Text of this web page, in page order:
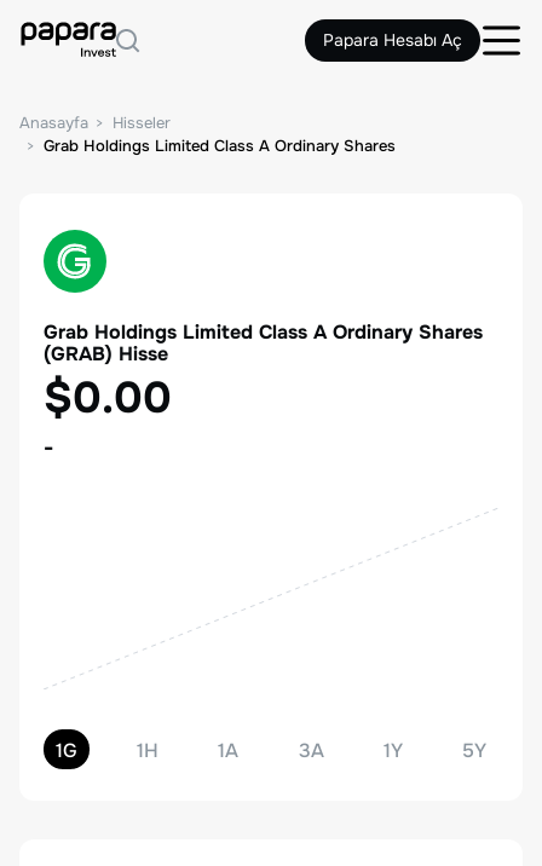
Papara Hesabı Aç
Anasayfa
Hisseler
Grab Holdings Limited Class A Ordinary Shares
Grab Holdings Limited Class A Ordinary Shares
(GRAB) Hisse
$0.00
-
1G 1H 1A 3A 1Y 5Y